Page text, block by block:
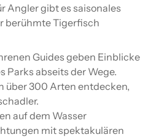
Angler gibt es saisonales
berühmte Tigerfisch
Guides geben Einblicke
Parks abseits der Wege.
über 300 Arten entdecken,
auf dem Wasser
mit spektakulären